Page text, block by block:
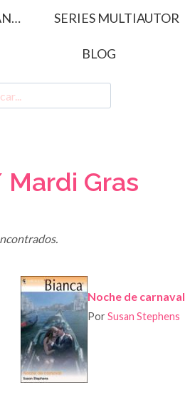
SERIES MULTIAUTOR
BLOG
Gras
Noche de carnaval
Por Susan Stephens